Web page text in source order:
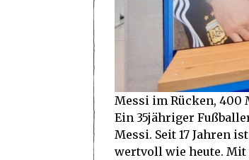
Messi im Rücken, 400
Ein 35jähriger
Messi. Seit 17 Jahren
wertvoll wie heute. Mit